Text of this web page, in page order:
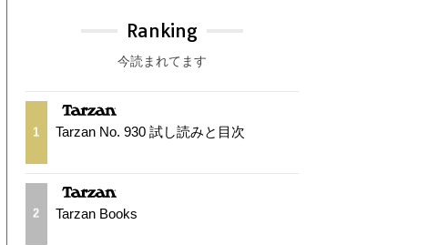
Ranking
今読まれてます
1 Tarzan No. 930 試し読みと目次
2 Tarzan Books